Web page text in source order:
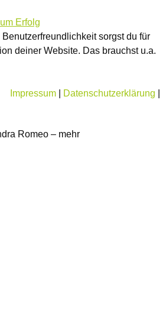
sorgst du für
deiner Website. Das brauchst u.a.
Impressum Datenschutzerklärung
Romeo – mehr